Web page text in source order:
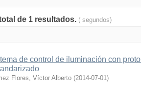
de 1 resultados. ( segundos)
de control de iluminación con
Flores, Víctor Alberto (2014-07-01)